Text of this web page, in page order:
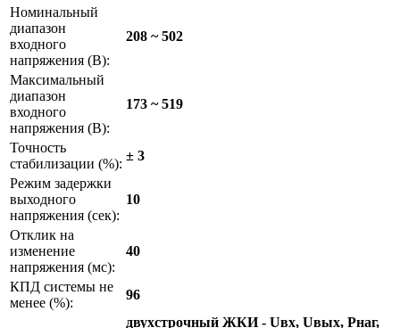
Номинальный
диапазон
входного
напряжения (В):
208 ~ 502
Максимальный
диапазон
входного
напряжения (В):
173 ~ 519
Точность
стабилизации (%):
± 3
Режим задержки
выходного
напряжения (сек):
10
Отклик на
изменение
напряжения (мс):
40
КПД системы не
менее (%):
96
двухстрочный ЖКИ - Uвх, Uвых, Pнаг,